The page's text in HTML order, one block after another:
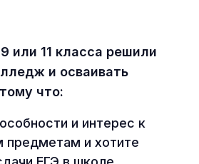
или 11 класса решили
и осваивать
что:
и интерес к
предметам и хотите